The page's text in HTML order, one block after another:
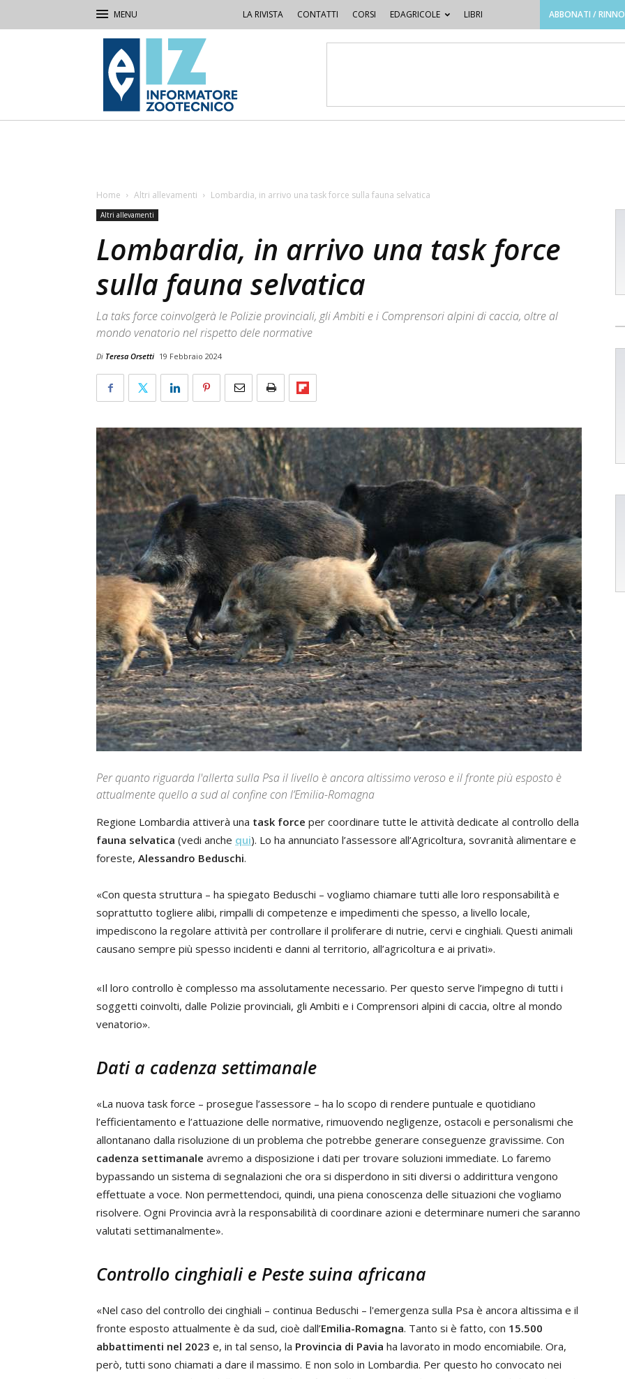
LA RIVISTA CONTATTI CORSI EDAGRICOLE LIBRI ABBONATI /
IZ
Informatore
Zootecnico
Home Altri allevamenti Lombardia, in arrivo una task force sulla fauna selvatica
Altri allevamenti
Lombardia, in arrivo una task force
sulla fauna selvatica
La taks force coinvolgerà le Polizie provinciali, gli Ambiti e i Comprensori alpini di caccia, oltre al
mondo venatorio nel rispetto dele normative
Di Teresa Orsetti 19 Febbraio 2024
Per quanto riguarda l'allerta sulla Psa il livello è ancora altissimo veroso e il fronte più esposto è
attualmente quello a sud al confine con l’Emilia-Romagna
Regione Lombardia attiverà una task force per coordinare tutte le attività dedicate al controllo della
fauna selvatica (vedi anche qui). Lo ha annunciato l’assessore all’Agricoltura, sovranità alimentare e
foreste, Alessandro Beduschi.
«Con questa struttura – ha spiegato Beduschi – vogliamo chiamare tutti alle loro responsabilità e
soprattutto togliere alibi, rimpalli di competenze e impedimenti che spesso, a livello locale,
impediscono la regolare attività per controllare il proliferare di nutrie, cervi e cinghiali. Questi animali
causano sempre più spesso incidenti e danni al territorio, all’agricoltura e ai privati».
«Il loro controllo è complesso ma assolutamente necessario. Per questo serve l’impegno di tutti i
soggetti coinvolti, dalle Polizie provinciali, gli Ambiti e i Comprensori alpini di caccia, oltre al mondo
venatorio».
Dati a cadenza settimanale
«La nuova task force – prosegue l’assessore – ha lo scopo di rendere puntuale e quotidiano
l’efficientamento e l’attuazione delle normative, rimuovendo negligenze, ostacoli e personalismi che
allontanano dalla risoluzione di un problema che potrebbe generare conseguenze gravissime. Con
cadenza settimanale avremo a disposizione i dati per trovare soluzioni immediate. Lo faremo
bypassando un sistema di segnalazioni che ora si disperdono in siti diversi o addirittura vengono
effettuate a voce. Non permettendoci, quindi, una piena conoscenza delle situazioni che vogliamo
risolvere. Ogni Provincia avrà la responsabilità di coordinare azioni e determinare numeri che saranno
valutati settimanalmente».
Controllo cinghiali e Peste suina africana
«Nel caso del controllo dei cinghiali – continua Beduschi – l'emergenza sulla Psa è ancora altissima e il
fronte esposto attualmente è da sud, cioè dall’Emilia-Romagna. Tanto si è fatto, con 15.500
abbattimenti nel 2023 e, in tal senso, la Provincia di Pavia ha lavorato in modo encomiabile. Ora,
però, tutti sono chiamati a dare il massimo. E non solo in Lombardia. Per questo ho convocato nei